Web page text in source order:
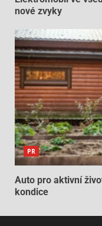
nové zvyky
PR
Auto pro aktivní
kondice